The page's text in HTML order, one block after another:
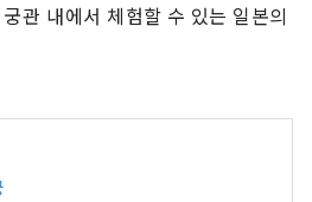
관 내에서 체험할 수 있는 일본의